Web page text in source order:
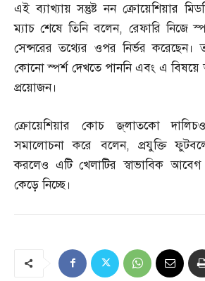
এই ব্যাখ্যায় সন্তুষ্ট নন ক্রোয়েশিয়ার
ম্যাচ শেষে তিনি বলেন, রেফারি নিজে
সেন্সরের তথ্যের ওপর নির্ভর করেছেন।
কোনো স্পর্শ দেখতে পাননি এবং এ বিষয়ে
প্রয়োজন।
ক্রোয়েশিয়ার কোচ জ্‌লাতকো
সমালোচনা করে বলেন,প্রযুক্তি
করলেও এটি খেলাটির স্বাভাবিক
কেড়ে নিচ্ছে।